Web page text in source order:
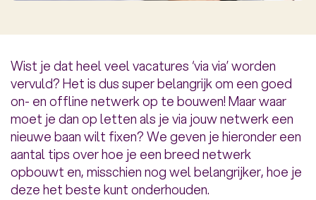
Wist je dat heel veel vacatures ‘via via’ worden
vervuld? Het is dus super belangrijk om een goed
on- en offline netwerk op te bouwen! Maar waar
moet je dan op letten als je via jouw netwerk een
nieuwe baan wilt fixen? We geven je hieronder een
aantal tips over hoe je een breed netwerk
opbouwt en, misschien nog wel belangrijker, hoe je
deze het beste kunt onderhouden.